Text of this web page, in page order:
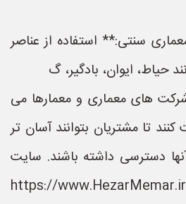
سنتی:** استفاده از عناصر
حیاط، ایوان، بادگیر، گ
های معماری و معمارها می
کنند تا مشتریان بتوانند آسان تر
دسترسی داشته باشند. سایت
هزار معمار به نشانی https://www.HezarMemar.ir